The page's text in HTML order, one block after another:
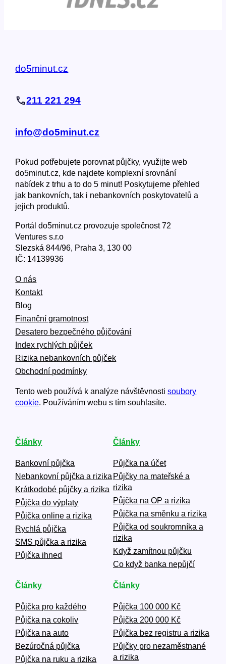
do5minut.cz
211 221 294
info@do5minut.cz
Pokud potřebujete porovnat půjčky, využijte web
do5minut.cz, kde najdete komplexní srovnání
nabídek z trhu a to do 5 minut! Poskytujeme přehled
jak bankovních, tak i nebankovních poskytovatelů a
jejich produktů.
Portál do5minut.cz provozuje společnost 72
Ventures s.r.o
Slezská 844/96, Praha 3, 130 00
IČ: 14139936
O nás
Kontakt
Blog
Finanční gramotnost
Desatero bezpečného půjčování
Index rychlých půjček
Rizika nebankovních půjček
Obchodní podmínky
Tento web používá k analýze návštěvnostisoubory
cookie. Používáním webu s tím souhlasíte.
Články
Bankovní půjčka
Nebankovní půjčka a rizika
Krátkodobé půjčky a rizika
Půjčka do výplaty
Půjčka online a rizika
Rychlá půjčka
SMS půjčka a rizika
Půjčka ihned
Články
Půjčka na účet
Půjčky na mateřské a
rizika
Půjčka na OP a rizika
Půjčka na směnku a rizika
Půjčka od soukromníka a
rizika
Když zamítnou půjčku
Co když banka nepůjčí
Články
Půjčka pro každého
Půjčka na cokoliv
Půjčka na auto
Bezúročná půjčka
Půjčka na ruku a rizika
Články
Půjčka 100 000 Kč
Půjčka 200 000 Kč
Půjčka bez registru a rizika
Půjčky pro nezaměstnané
a rizika